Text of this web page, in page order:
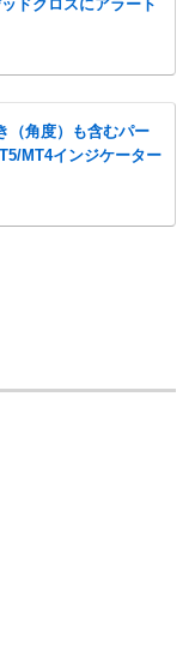
ドクロスにアラート
（角度）も含むパー
MT4インジケーター